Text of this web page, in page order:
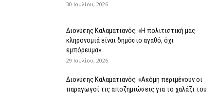
30 Ιουλίου, 2026
Διονύσης Καλαματιανός: «Η πολιτιστική μας
κληρονομιά είναι δημόσιο αγαθό, όχι
εμπόρευμα»
29 Ιουλίου, 2026
Διονύσης Καλαματιανός: «Ακόμη περιμένουν οι
παραγωγοί τις αποζημιώσεις για το χαλάζι του